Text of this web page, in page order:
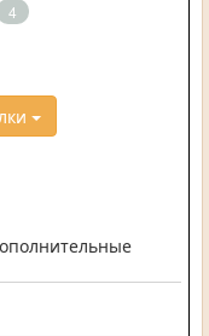
4